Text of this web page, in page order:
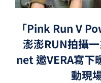
「Pink Run V
澎澎RUN拍攝
net 邀VERA寫下
動現